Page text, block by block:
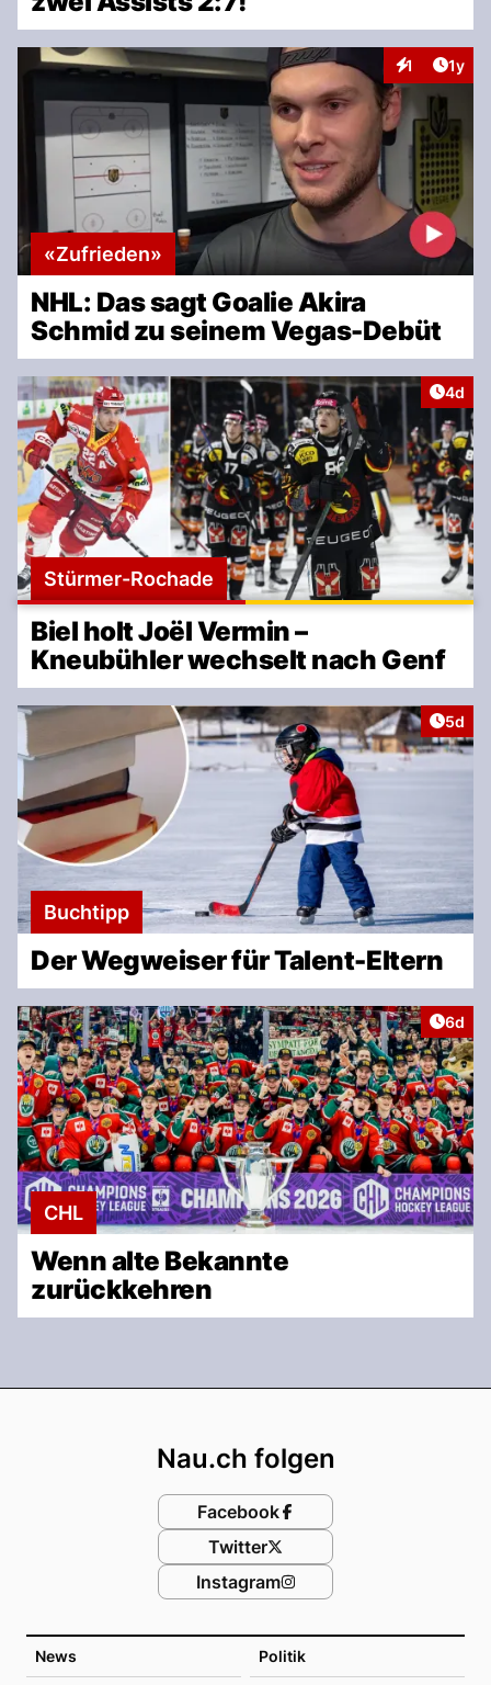
1
Interaktionen
1y
«Zufrieden»
NHL: Das sagt Goalie Akira
Schmid zu seinem Vegas-Debüt
4d
Stürmer-Rochade
Biel holt Joël Vermin –
Kneubühler wechselt nach Genf
5d
Buchtipp
Der Wegweiser für Talent-Eltern
6d
CHL
Wenn alte Bekannte
zurückkehren
News Politik
Nau.ch folgen
Facebook
Twitter
Instagram